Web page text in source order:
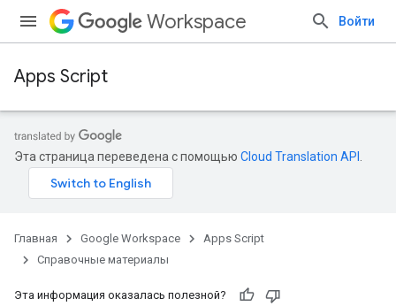
Workspace Войти
Apps Script
Эта страница переведена с помощью Cloud Translation API
Главная Google Workspace
Apps Script
Справочные материалы
Эта информация оказалась полезной?